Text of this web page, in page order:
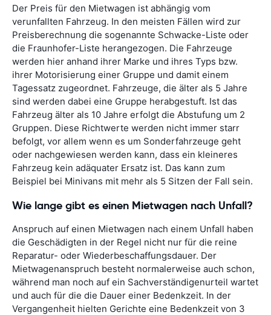
Der Preis für den Mietwagen ist abhängig vom
verunfallten Fahrzeug. In den meisten Fällen wird zur
Preisberechnung die sogenannte Schwacke-Liste oder
die Fraunhofer-Liste herangezogen. Die Fahrzeuge
werden hier anhand ihrer Marke und ihres Typs bzw.
ihrer Motorisierung einer Gruppe und damit einem
Tagessatz zugeordnet. Fahrzeuge, die älter als 5 Jahre
sind werden dabei eine Gruppe herabgestuft. Ist das
Fahrzeug älter als 10 Jahre erfolgt die Abstufung um 2
Gruppen. Diese Richtwerte werden nicht immer starr
befolgt, vor allem wenn es um Sonderfahrzeuge geht
oder nachgewiesen werden kann, dass ein kleineres
Fahrzeug kein adäquater Ersatz ist. Das kann zum
Beispiel bei Minivans mit mehr als 5 Sitzen der Fall sein.
Wie lange gibt es einen Mietwagen nach Unfall?
Anspruch auf einen Mietwagen nach einem Unfall haben
die Geschädigten in der Regel nicht nur für die reine
Reparatur- oder Wiederbeschaffungsdauer. Der
Mietwagenanspruch besteht normalerweise auch schon,
während man noch auf ein Sachverständigenurteil wartet
und auch für die die Dauer einer Bedenkzeit. In der
Vergangenheit hielten Gerichte eine Bedenkzeit von 3